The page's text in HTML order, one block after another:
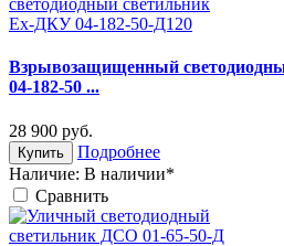
Взрывозащищенный
04-182-50 ...
28 900 руб.
Купить
Подробнее
Наличие: В наличии*
Cравнить